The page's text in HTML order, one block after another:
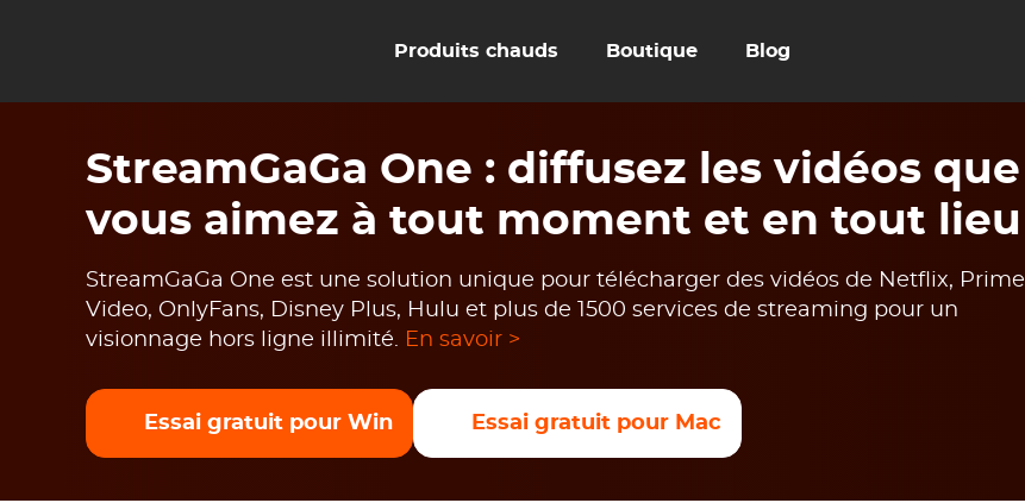
Produits chauds Boutique Blog
StreamGaGa One : diffusez les vidéos que
vous aimez à tout moment et en tout lieu
StreamGaGa One est une solution unique pour télécharger des vidéos de Netflix, Prime
Video, OnlyFans, Disney Plus, Hulu et plus de 1500 services de streaming pour un
visionnage hors ligne illimité. En savoir >
Essai gratuit pour Win Essai gratuit pour Mac